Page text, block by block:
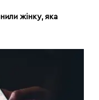
жінку, яка